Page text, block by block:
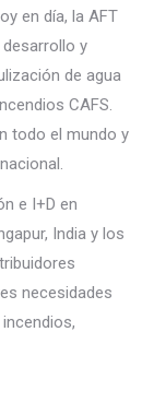
en día, la AFT
y
de agua
CAFS.
todo el mundo y
e I+D en
India y los
necesidades